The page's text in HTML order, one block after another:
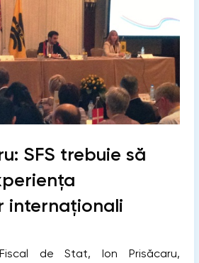
SFS trebuie să
internaţionali
de Stat, Ion Prisăcaru,